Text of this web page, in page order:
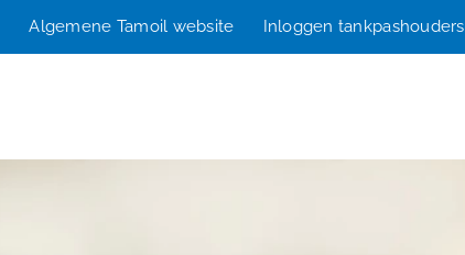
Algemene Tamoil website Inloggen tankpashouders